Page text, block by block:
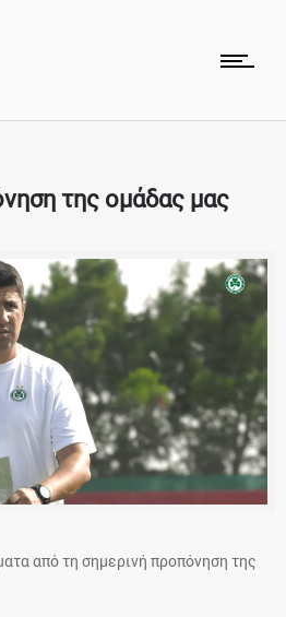
της ομάδας μας
από τη σημερινή προπόνηση της